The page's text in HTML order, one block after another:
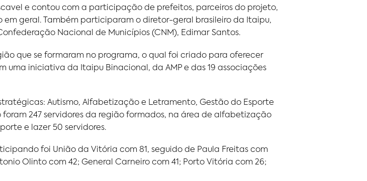
e contou com a participação de prefeitos, parceiros do projeto,
geral. Também participaram o diretor-geral brasileiro da Itaipu,
Nacional de Municípios (CNM), Edimar Santos.
que se formaram no programa, o qual foi criado para oferecer
iniciativa da Itaipu Binacional, da AMP e das 19 associações
Autismo, Alfabetização e Letramento, Gestão do Esporte
247 servidores da região formados, na área de alfabetização
e lazer 50 servidores.
foi União da Vitória com 81, seguido de Paula Freitas com
Olinto com 42; General Carneiro com 41; Porto Vitória com 26;